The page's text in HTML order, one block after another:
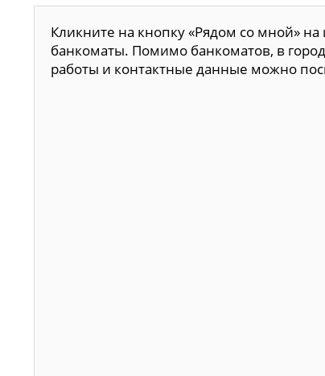
Кликните на кнопку «Рядом со мной»
банкоматы. Помимо банкоматов, в
работы и контактные данные можно